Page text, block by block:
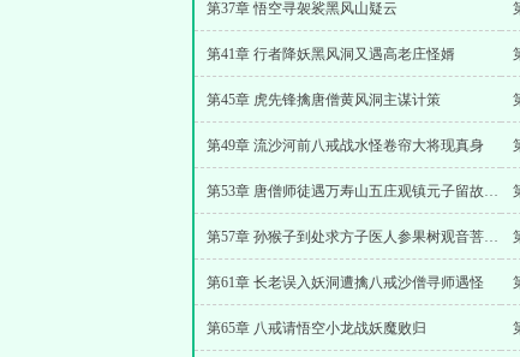
第37章 悟空寻袈裟黑风山疑云
第41章 行者降妖黑风洞又遇高老庄怪婿
第45章 虎先锋擒唐僧黄风洞主谋计策
第49章 流沙河前八戒战水怪卷帘大将现真身
第53章 唐僧师徒遇万寿山五庄观镇元子留故人之礼
第57章 孙猴子到处求方子医人参果树观音菩萨用甘露水救活
第61章 长老误入妖洞遭擒八戒沙僧寻师遇怪
第65章 八戒请悟空小龙战妖魔败归